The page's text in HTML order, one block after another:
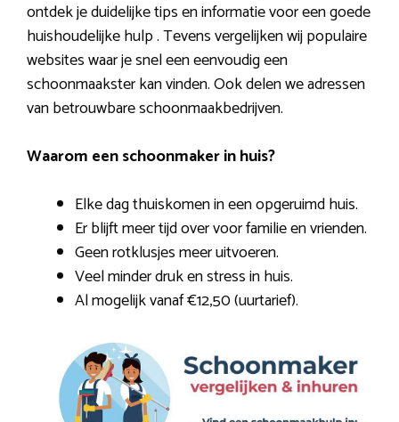
ontdek je duidelijke tips en informatie voor een goede
huishoudelijke hulp . Tevens vergelijken wij populaire
websites waar je snel een eenvoudig een
schoonmaakster kan vinden. Ook delen we adressen
van betrouwbare schoonmaakbedrijven.
Waarom een schoonmaker in huis?
Elke dag thuiskomen in een opgeruimd huis.
Er blijft meer tijd over voor familie en vrienden.
Geen rotklusjes meer uitvoeren.
Veel minder druk en stress in huis.
Al mogelijk vanaf €12,50 (uurtarief).